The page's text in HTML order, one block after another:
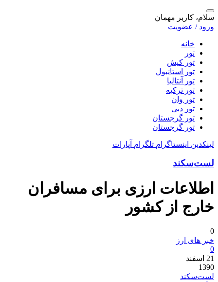
سلام، کاربر مهمان
ورود / عضویت
خانه
تور
تور کیش
تور استانبول
تور آنتالیا
تور ترکیه
تور وان
تور دبی
تور گرجستان
تور گرجستان
لینکدین اینستاگرام تلگرام آپارات
لست‌سکند
اطلاعات ارزی برای مسافران
خارج از کشور
0
خبر های ارز
0
21 اسفند
1390
لست‌سکند